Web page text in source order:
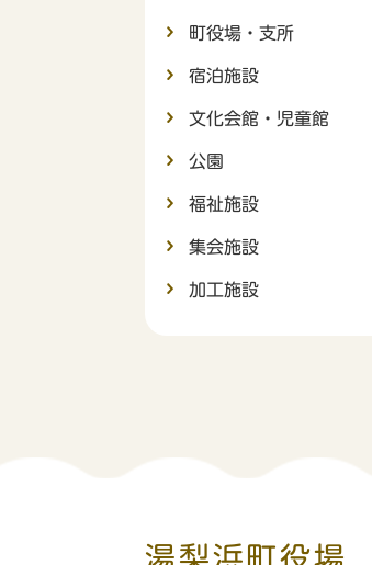
町役場・支所
宿泊施設
文化会館・児童館
公園
福祉施設
集会施設
加工施設
湯梨浜町役場